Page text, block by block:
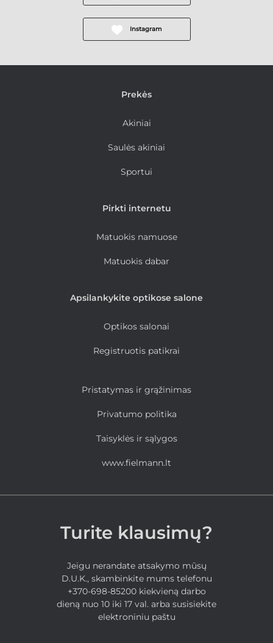
Instagram
Prekės
Akiniai
Saulės akiniai
Sportui
Pirkti internetu
Matuokis namuose
Matuokis dabar
Apsilankykite optikose salone
Optikos salonai
Registruotis patikrai
Pristatymas ir grąžinimas
Privatumo politika
Taisyklės ir sąlygos
www.fielmann.lt
Turite klausimų?
Jeigu nerandate atsakymo mūsų
D.U.K., skambinkite mums telefonu
+370-698-85200 kiekvieną darbo
dieną nuo 10 iki 17 val. arba susisiekite
elektroniniu paštu